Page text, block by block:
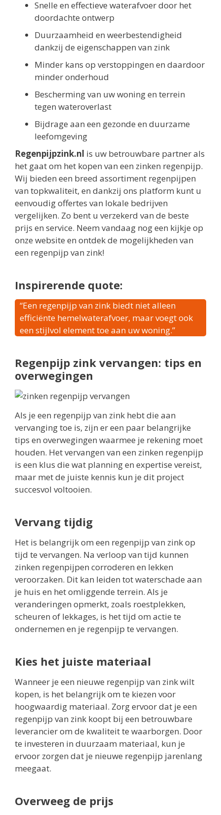
Snelle en effectieve waterafvoer door het
doordachte ontwerp
Duurzaamheid en weerbestendigheid
dankzij de eigenschappen van zink
Minder kans op verstoppingen en daardoor
minder onderhoud
Bescherming van uw woning en terrein
tegen wateroverlast
Bijdrage aan een gezonde en duurzame
leefomgeving
Regenpijpzink.nl is uw betrouwbare partner als
het gaat om het kopen van een zinken regenpijp.
Wij bieden een breed assortiment regenpijpen
van topkwaliteit, en dankzij ons platform kunt u
eenvoudig offertes van lokale bedrijven
vergelijken. Zo bent u verzekerd van de beste
prijs en service. Neem vandaag nog een kijkje op
onze website en ontdek de mogelijkheden van
een regenpijp van zink!
Inspirerende quote:
“Een regenpijp van zink biedt niet alleen
efficiënte hemelwaterafvoer, maar voegt ook
een stijlvol element toe aan uw woning.”
Regenpijp zink vervangen: tips en
overwegingen
Als je een regenpijp van zink hebt die aan
vervanging toe is, zijn er een paar belangrijke
tips en overwegingen waarmee je rekening moet
houden. Het vervangen van een zinken regenpijp
is een klus die wat planning en expertise vereist,
maar met de juiste kennis kun je dit project
succesvol voltooien.
Vervang tijdig
Het is belangrijk om een regenpijp van zink op
tijd te vervangen. Na verloop van tijd kunnen
zinken regenpijpen corroderen en lekken
veroorzaken. Dit kan leiden tot waterschade aan
je huis en het omliggende terrein. Als je
veranderingen opmerkt, zoals roestplekken,
scheuren of lekkages, is het tijd om actie te
ondernemen en je regenpijp te vervangen.
Kies het juiste materiaal
Wanneer je een nieuwe regenpijp van zink wilt
kopen, is het belangrijk om te kiezen voor
hoogwaardig materiaal. Zorg ervoor dat je een
regenpijp van zink koopt bij een betrouwbare
leverancier om de kwaliteit te waarborgen. Door
te investeren in duurzaam materiaal, kun je
ervoor zorgen dat je nieuwe regenpijp jarenlang
meegaat.
Overweeg de prijs